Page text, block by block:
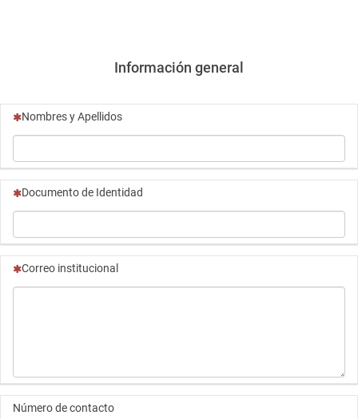
Información general
(Esta pregunta es obligatoria)
Nombres y Apellidos
(Esta pregunta es obligatoria)
Documento de Identidad
(Esta pregunta es obligatoria)
Correo institucional
Número de contacto